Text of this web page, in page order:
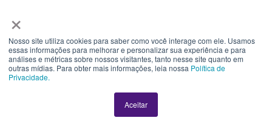
×
Nosso site utiliza cookies para saber como você interage com ele. Usamos
essas informações para melhorar e personalizar sua experiência e para
análises e métricas sobre nossos visitantes, tanto nesse site quanto em
outras mídias. Para obter mais informações, leia nossa Política de
Privacidade.
Aceitar